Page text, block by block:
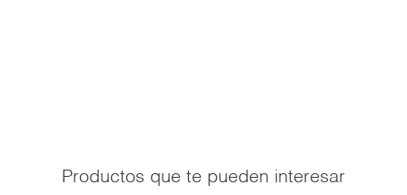
Productos que te pueden interesar